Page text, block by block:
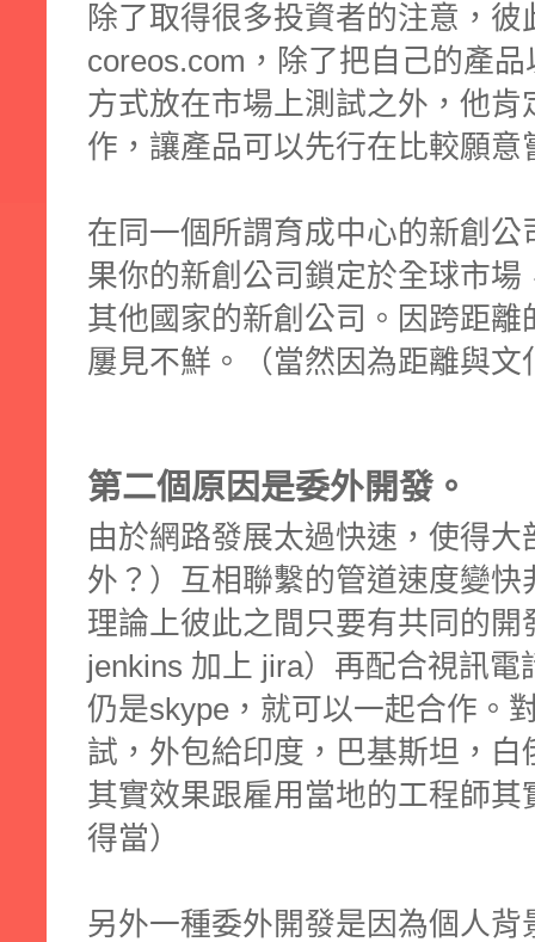
除了取得很多投資者的注意，
coreos.com，除了把自己的產
方式放在市場上測試之外，他
作，讓產品可以先行在比較願
在同一個所謂育成中心的新創
果你的新創公司鎖定於全球市
其他國家的新創公司。因跨距
屢見不鮮。（當然因為距離與
第二個原因是委外開發。
由於網路發展太過快速，使得
外？）互相聯繫的管道速度變
理論上彼此之間只要有共同的
jenkins 加上 jira）再配合視訊
仍是skype，就可以一起合作。
試，外包給印度，巴基斯坦，
其實效果跟雇用當地的工程師
得當）
另外一種委外開發是因為個人背